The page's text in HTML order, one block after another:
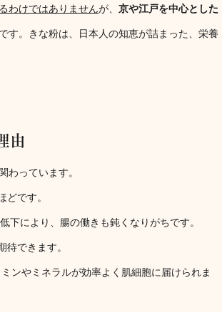
わけではありませんが、 京や江戸を中心とした
す。きな粉は、日本人の知恵が詰まった、栄養
由
わっています。
どです。
下により、腸の働きも鈍くなりがちです。
できます。
ンやミネラルが効率よく肌細胞に届けられま